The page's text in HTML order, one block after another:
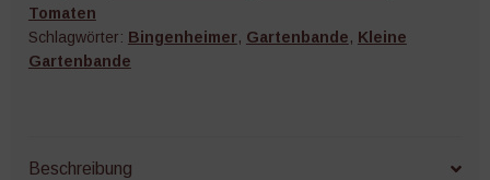
Tomaten
Schlagwörter: Bingenheimer, Gartenbande, Kleine
Gartenbande
Beschreibung